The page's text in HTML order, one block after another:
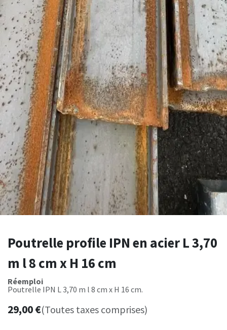
Poutrelle profile IPN en acier L 3,70
m l 8 cm x H 16 cm
Réemploi
Poutrelle IPN L 3,70 m l 8 cm x H 16 cm.
29,00€(Toutes taxes comprises)